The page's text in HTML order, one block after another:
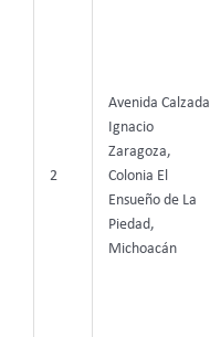
2
Avenida Calzada
Ignacio
Zaragoza,
Colonia El
Ensueño de La
Piedad,
Michoacán